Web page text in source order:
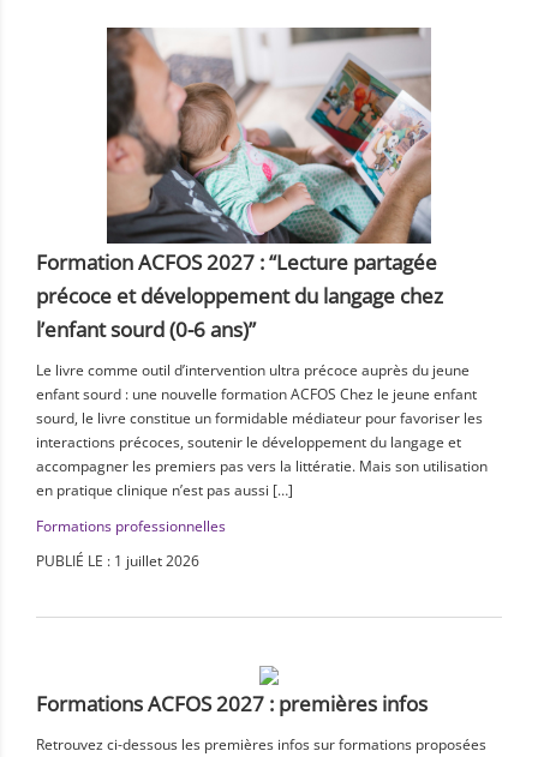
Formation ACFOS 2027 : “Lecture partagée
précoce et développement du langage chez
l’enfant sourd (0-6 ans)”
Le livre comme outil d’intervention ultra précoce auprès du jeune
enfant sourd : une nouvelle formation ACFOS Chez le jeune enfant
sourd, le livre constitue un formidable médiateur pour favoriser les
interactions précoces, soutenir le développement du langage et
accompagner les premiers pas vers la littératie. Mais son utilisation
en pratique clinique n’est pas aussi […]
Formations professionnelles
PUBLIÉ LE : 1 juillet 2026
Formations ACFOS 2027 : premières infos
Retrouvez ci-dessous les premières infos sur formations proposées